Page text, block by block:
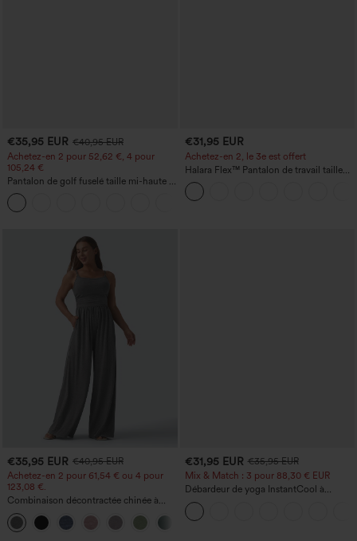
€35,95 EUR €40,95 EUR
Achetez-en 2 pour 52,62 €, 4 pour
105,24 €
Pantalon de golf fuselé taille mi-haute à
cordon, ourlet incurvé, séchage rapide,
avec poches — UPF40+
€31,95 EUR
Achetez-en 2, le 3e est offert
Halara Flex™ Pantalon de travail taille
haute avec poche latérale arrière et
légère coupe évasée
€35,95 EUR €40,95 EUR
Achetez-en 2 pour 61,54 € ou 4 pour
123,08 €.
Combinaison décontractée chinée à
bretelles réglables, fronces et jambes
larges, avec poches — facile comme
tout
€31,95 EUR €35,95 EUR
Mix & Match : 3 pour 88,30 € EUR
Débardeur de yoga InstantCool à
encolure en U et ourlet arrondi –
UPF50+